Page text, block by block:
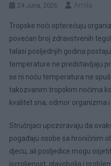
24 Juna, 2026 Amila
Tropske noći opterećuju
povećan broj zdravstvenih
talasi posljednjih godina
temperature ne predstavljaju
se ni noću temperatura ne
takozvanim tropskim noćima
kvalitet sna, odmor organizma
Stručnjaci upozoravaju da
pogađaju osobe sa hroničnim
djecu, ali posljedice mogu
iscrpljenost, glavobolja i